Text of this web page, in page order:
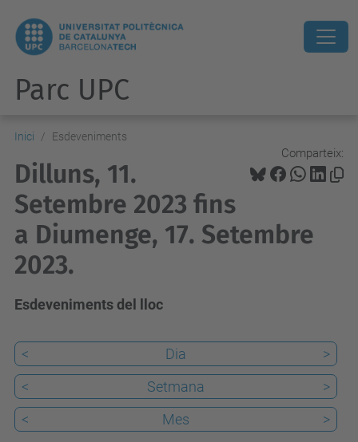
Parc UPC
Inici Esdeveniments
Comparteix:
Dilluns, 11.
Setembre 2023 fins
a Diumenge, 17. Setembre
2023.
Esdeveniments del lloc
< Dia
>
<
Setmana
>
<
Mes >